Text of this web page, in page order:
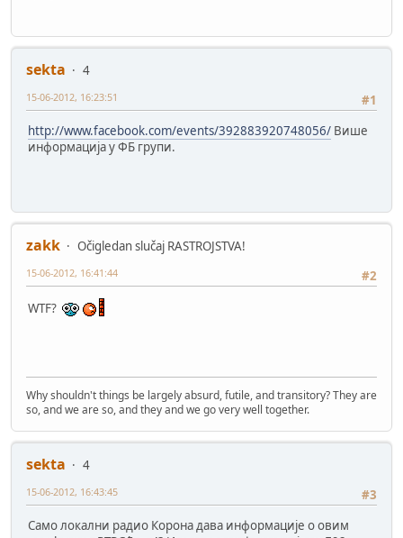
sekta
4
#1
15-06-2012, 16:23:51
http://www.facebook.com/events/392883920748056/ Више
информација у ФБ групи.
zakk
Očigledan slučaj RASTROJSTVA!
#2
15-06-2012, 16:41:44
WTF?
Why shouldn't things be largely absurd, futile, and transitory? They are
so, and we are so, and they and we go very well together.
sekta
4
#3
15-06-2012, 16:43:45
Само локални радио Корона дава информације о овим